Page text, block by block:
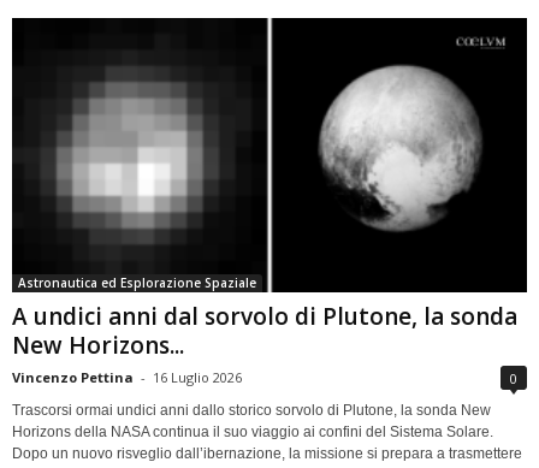
Astronautica ed Esplorazione Spaziale
A undici anni dal sorvolo di Plutone, la sonda
New Horizons...
Vincenzo Pettina - 16 Luglio 2026 0
Trascorsi ormai undici anni dallo storico sorvolo di Plutone, la sonda New
Horizons della NASA continua il suo viaggio ai confini del Sistema Solare.
Dopo un nuovo risveglio dall’ibernazione, la missione si prepara a trasmettere